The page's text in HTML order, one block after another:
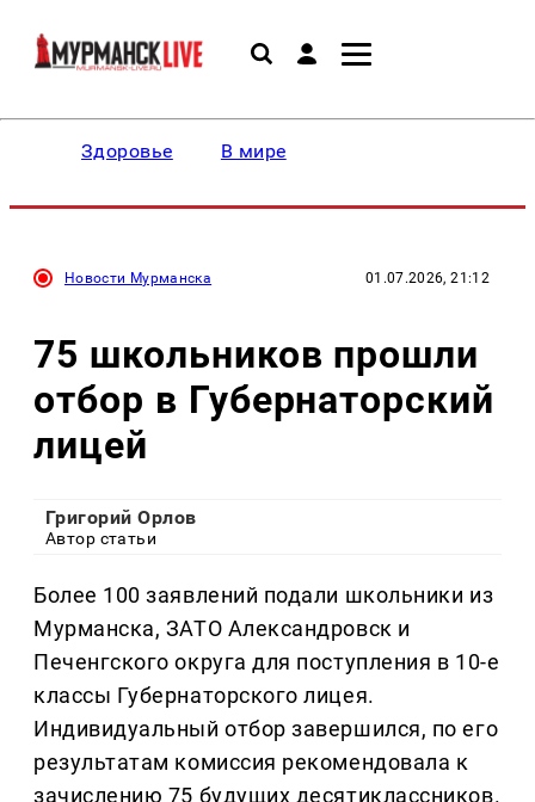
Здоровье В мире
Новости Мурманска 01.07.2026, 21:12
75 школьников прошли
отбор в Губернаторский
лицей
Григорий Орлов
Автор статьи
Более 100 заявлений подали школьники из
Мурманска, ЗАТО Александровск и
Печенгского округа для поступления в 10-е
классы Губернаторского лицея.
Индивидуальный отбор завершился, по его
результатам комиссия рекомендовала к
зачислению 75 будущих десятиклассников.